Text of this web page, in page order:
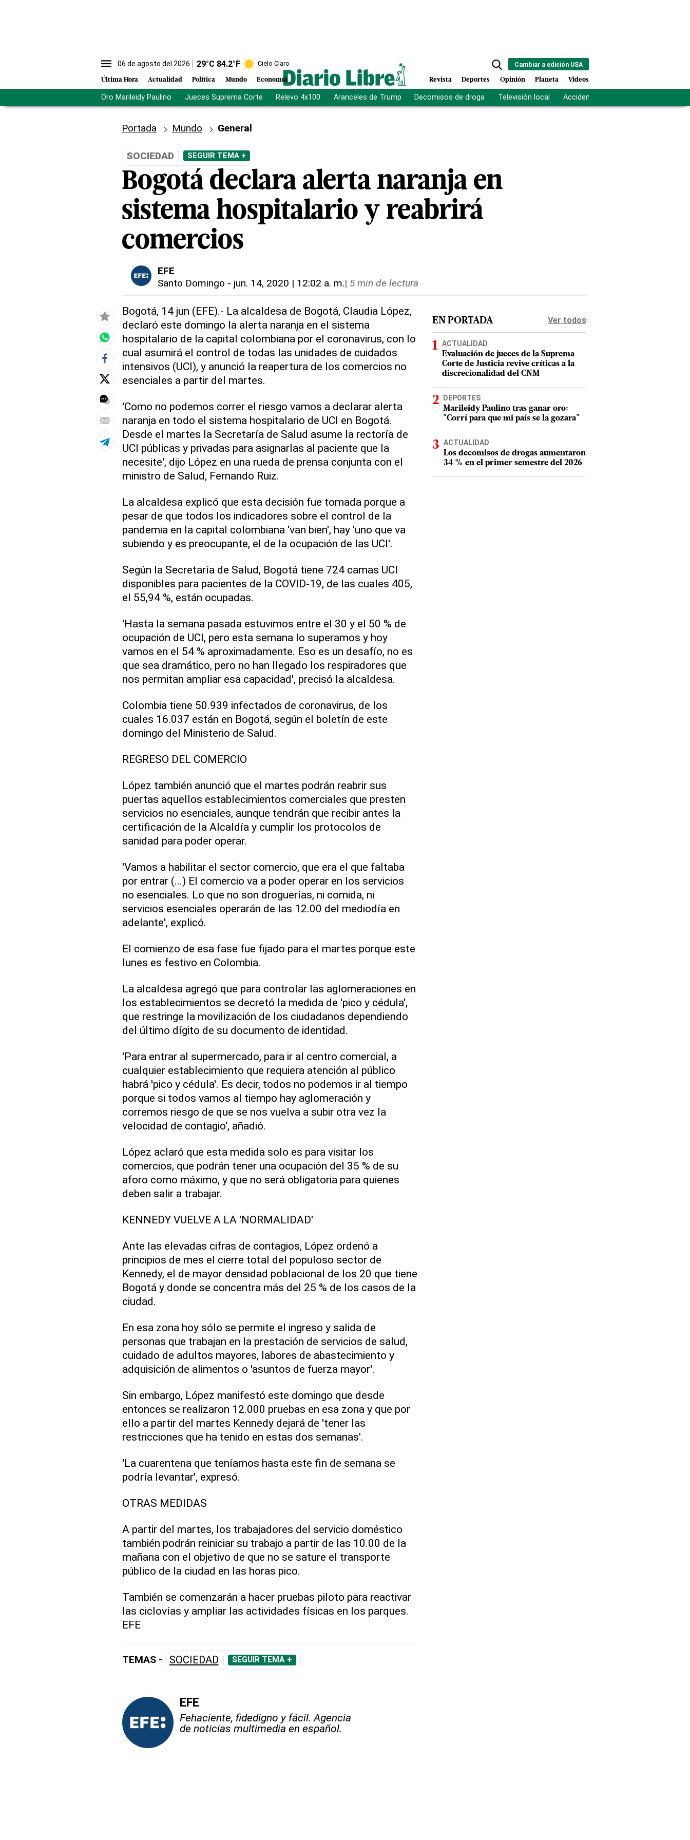
06 de agosto del 2026 29°C 84.2°F Cielo Claro
Última Hora Actualidad Política Mundo Economía
Cambiar a edición USA
Revista Deportes Opinión Planeta Videos
Oro Marileidy Paulino Jueces Suprema Corte Relevo 4x100 Aranceles de Trump Decomisos de droga Televisión local Accidente Los Ríos
Portada Mundo General
SOCIEDAD SEGUIR TEMA +
Bogotá declara alerta naranja en
sistema hospitalario y reabrirá
comercios
EFE
Santo Domingo - jun. 14, 2020 | 12:02 a. m.| 5 min de lectura
Bogotá, 14 jun (EFE).- La alcaldesa de Bogotá, Claudia López,
declaró este domingo la alerta naranja en el sistema
hospitalario de la capital colombiana por el coronavirus, con lo
cual asumirá el control de todas las unidades de cuidados
intensivos (UCI), y anunció la reapertura de los comercios no
esenciales a partir del martes.
'Como no podemos correr el riesgo vamos a declarar alerta
naranja en todo el sistema hospitalario de UCI en Bogotá.
Desde el martes la Secretaría de Salud asume la rectoría de
UCI públicas y privadas para asignarlas al paciente que la
necesite', dijo López en una rueda de prensa conjunta con el
ministro de Salud, Fernando Ruiz.
La alcaldesa explicó que esta decisión fue tomada porque a
pesar de que todos los indicadores sobre el control de la
pandemia en la capital colombiana 'van bien', hay 'uno que va
subiendo y es preocupante, el de la ocupación de las UCI'.
Según la Secretaría de Salud, Bogotá tiene 724 camas UCI
disponibles para pacientes de la COVID-19, de las cuales 405,
el 55,94 %, están ocupadas.
'Hasta la semana pasada estuvimos entre el 30 y el 50 % de
ocupación de UCI, pero esta semana lo superamos y hoy
vamos en el 54 % aproximadamente. Eso es un desafío, no es
que sea dramático, pero no han llegado los respiradores que
nos permitan ampliar esa capacidad', precisó la alcaldesa.
Colombia tiene 50.939 infectados de coronavirus, de los
cuales 16.037 están en Bogotá, según el boletín de este
domingo del Ministerio de Salud.
REGRESO DEL COMERCIO
López también anunció que el martes podrán reabrir sus
puertas aquellos establecimientos comerciales que presten
servicios no esenciales, aunque tendrán que recibir antes la
certificación de la Alcaldía y cumplir los protocolos de
sanidad para poder operar.
'Vamos a habilitar el sector comercio, que era el que faltaba
por entrar (...) El comercio va a poder operar en los servicios
no esenciales. Lo que no son droguerías, ni comida, ni
servicios esenciales operarán de las 12.00 del mediodía en
adelante', explicó.
El comienzo de esa fase fue fijado para el martes porque este
lunes es festivo en Colombia.
La alcaldesa agregó que para controlar las aglomeraciones en
los establecimientos se decretó la medida de 'pico y cédula',
que restringe la movilización de los ciudadanos dependiendo
del último dígito de su documento de identidad.
'Para entrar al supermercado, para ir al centro comercial, a
cualquier establecimiento que requiera atención al público
habrá 'pico y cédula'. Es decir, todos no podemos ir al tiempo
porque si todos vamos al tiempo hay aglomeración y
corremos riesgo de que se nos vuelva a subir otra vez la
velocidad de contagio', añadió.
López aclaró que esta medida solo es para visitar los
comercios, que podrán tener una ocupación del 35 % de su
aforo como máximo, y que no será obligatoria para quienes
deben salir a trabajar.
KENNEDY VUELVE A LA 'NORMALIDAD'
Ante las elevadas cifras de contagios, López ordenó a
principios de mes el cierre total del populoso sector de
Kennedy, el de mayor densidad poblacional de los 20 que tiene
Bogotá y donde se concentra más del 25 % de los casos de la
ciudad.
En esa zona hoy sólo se permite el ingreso y salida de
personas que trabajan en la prestación de servicios de salud,
cuidado de adultos mayores, labores de abastecimiento y
adquisición de alimentos o 'asuntos de fuerza mayor'.
Sin embargo, López manifestó este domingo que desde
entonces se realizaron 12.000 pruebas en esa zona y que por
ello a partir del martes Kennedy dejará de 'tener las
restricciones que ha tenido en estas dos semanas'.
'La cuarentena que teníamos hasta este fin de semana se
podría levantar', expresó.
OTRAS MEDIDAS
A partir del martes, los trabajadores del servicio doméstico
también podrán reiniciar su trabajo a partir de las 10.00 de la
mañana con el objetivo de que no se sature el transporte
público de la ciudad en las horas pico.
También se comenzarán a hacer pruebas piloto para reactivar
las ciclovías y ampliar las actividades físicas en los parques.
EFE
TEMAS - SOCIEDAD SEGUIR TEMA +
EFE
Fehaciente, fidedigno y fácil. Agencia
de noticias multimedia en español.
EN PORTADA Ver todos
ACTUALIDAD
Evaluación de jueces de la Suprema
Corte de Justicia revive críticas a la
discrecionalidad del CNM
DEPORTES
Marileidy Paulino tras ganar oro:
"Corrí para que mi país se la gozara"
ACTUALIDAD
Los decomisos de drogas aumentaron
34 % en el primer semestre del 2026